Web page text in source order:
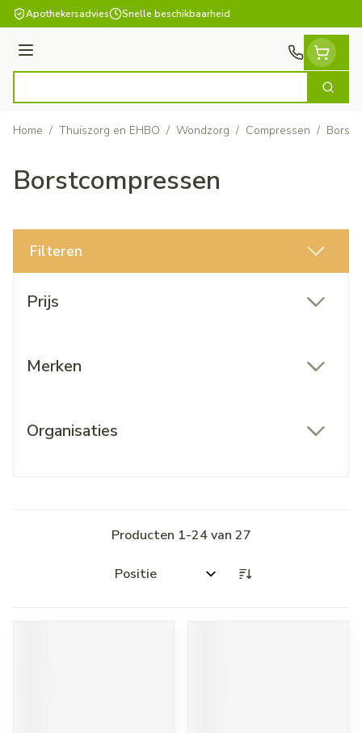
Ga naar de inhoud
Apothekersadvies Snelle beschikbaarheid
Menu
Zoek
Home / Thuiszorg en EHBO / Wondzorg / Compressen /
Borstcompressen
Filteren
Prijs
Merken
Organisaties
Producten 1-24van 27
Sorteer op: